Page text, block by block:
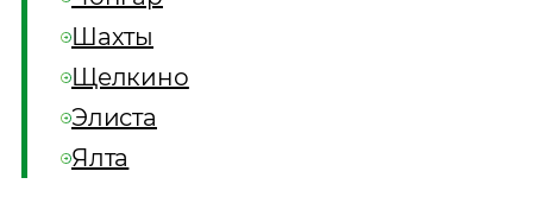
Шахты
Щелкино
Элиста
Ялта